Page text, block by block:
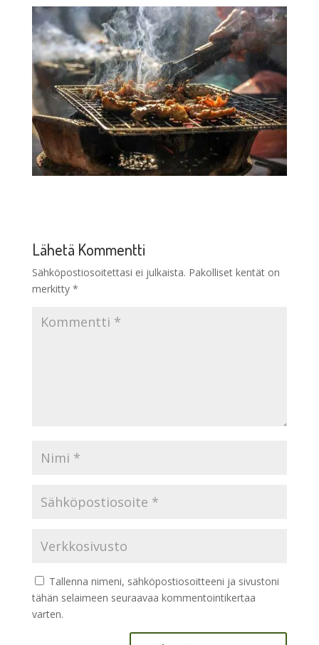
Lähetä Kommentti
Sähköpostiosoitettasi ei julkaista. Pakolliset kentät on
merkitty *
Tallenna nimeni, sähköpostiosoitteeni ja sivustoni
tähän selaimeen seuraavaa kommentointikertaa
varten.